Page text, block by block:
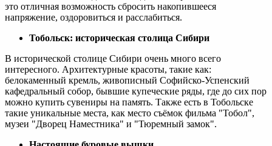
это отличная возможность сбросить накопившееся
напряжение, оздоровиться и расслабиться.
Тобольск: историческая столица Сибири
В исторической столице Сибири очень много всего
интересного. Архитектурные красоты, такие как:
белокаменный кремль, живописный Софийско-Успенский
кафедральный собор, бывшие купеческие ряды, где до сих пор
можно купить сувениры на память. Также есть в Тобольске
такие уникальные места, как место съёмок фильма "Тобол",
музеи "Дворец Наместника" и "Тюремный замок".